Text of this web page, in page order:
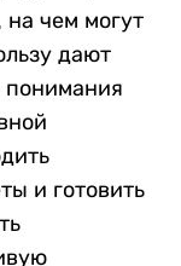
чем могут
дают
понимания
и готовить